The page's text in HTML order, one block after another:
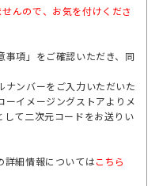
んので、お気を付けくださ
事項」をご確認いただき、同
ナンバーをご入力いただいた
ーイメージングストアよりメ
して二次元コードをお送りい
詳細情報についてはこちら